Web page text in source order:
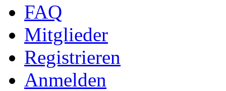
FAQ
Mitglieder
Registrieren
Anmelden